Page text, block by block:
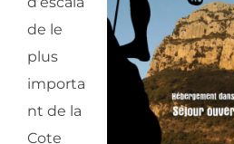
de le
plus
importa
nt de la
Cote